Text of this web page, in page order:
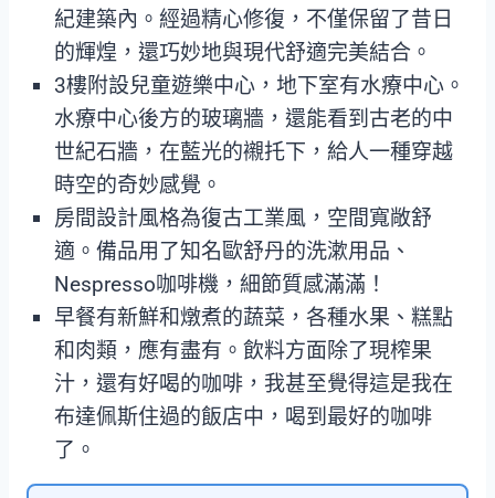
紀建築內。經過精心修復，不僅保留了昔日
的輝煌，還巧妙地與現代舒適完美結合。
3樓附設兒童遊樂中心，地下室有水療中心。
水療中心後方的玻璃牆，還能看到古老的中
世紀石牆，在藍光的襯托下，給人一種穿越
時空的奇妙感覺。
房間設計風格為復古工業風，空間寬敞舒
適。備品用了知名歐舒丹的洗漱用品、
Nespresso咖啡機，細節質感滿滿！
早餐有新鮮和燉煮的蔬菜，各種水果、糕點
和肉類，應有盡有。飲料方面除了現榨果
汁，還有好喝的咖啡，我甚至覺得這是我在
布達佩斯住過的飯店中，喝到最好的咖啡
了。